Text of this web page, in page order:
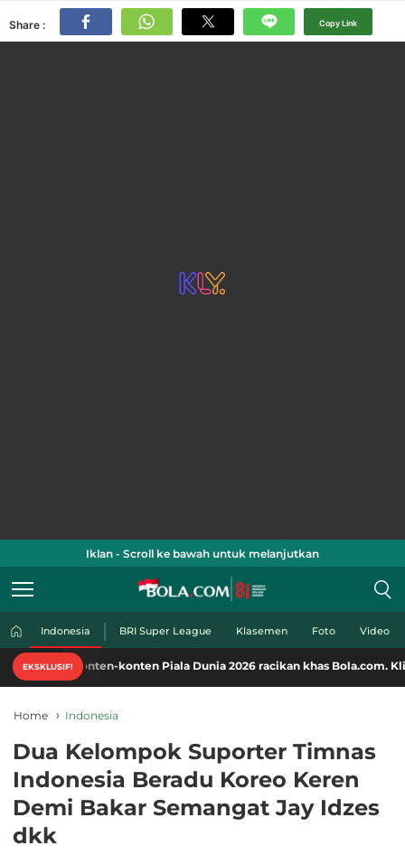
Share : Copy Link
Iklan - Scroll ke bawah untuk melanjutkan
Indonesia BRI Super League Klasemen Foto Video
EKSKLUSIF!
konten Piala Dunia 2026 racikan khas Bola.com. Klik di sini!
Home Indonesia
Dua Kelompok Suporter Timnas
Indonesia Beradu Koreo Keren
Demi Bakar Semangat Jay Idzes
dkk